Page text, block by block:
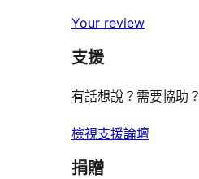
reviews
star
reviews
Your review
支援
有話想說？需要協助？
檢視支援論壇
捐贈